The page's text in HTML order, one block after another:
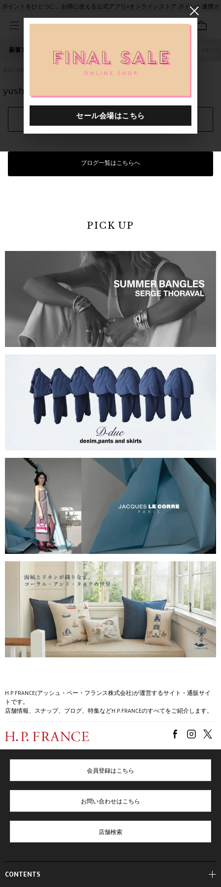
ポイントをひとつに。お得に使える公式アプリ×オンラインストア ポイント連携ガ
新着アイテム 人気ワード セール 40th限定 バッグ
2022.08.27
yushokobayashi 22AW " text "
シェアする
ブログ一覧はこちらへ
PICK UP
H.P.FRANCE(アッシュ・ペー・フランス株式会社)が運営するサイト・通販サイ
トです。
店舗情報、スナップ、ブログ、特集などH.P.FRANCEのすべてをご紹介します。
CONTENTS
会員登録はこちら
お問い合わせはこちら
店舗検索